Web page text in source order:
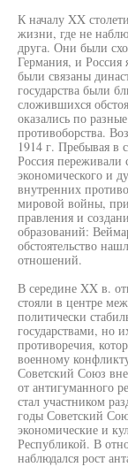
К началу XX
жизни, где не
друга. Они были
Германия, и
были связаны
государства были
сложившихся
оказались по
противоборства.
1914 г. Пребывая в
Россия переживали
экономического и
внутренних
мировой войны,
правления и
образований:
обстоятельство
отношений.
В середине XX в.
стояли в центре
политически
государствами, но
противоречия,
военному
Советский Союз
от антигуманного
стал участником
годы Советский
экономические и
Республикой. В
наблюдался рост